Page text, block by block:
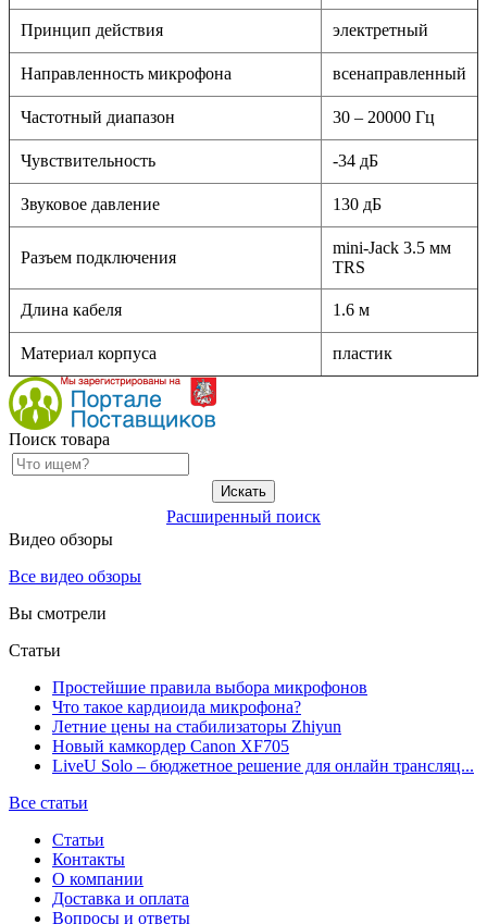
Принцип действия электретный
Направленность микрофона всенаправленный
Частотный диапазон 30 – 20000 Гц
Чувствительность -34 дБ
Звуковое давление 130 дБ
Разъем подключения
mini-Jack 3.5 мм
TRS
Длина кабеля 1.6 м
Материал корпуса пластик
Поиск товара
Расширенный поиск
Видео обзоры
Все видео обзоры
Вы смотрели
Статьи
Простейшие правила выбора микрофонов
Что такое кардиоида микрофона?
Летние цены на стабилизаторы Zhiyun
Новый камкордер Canon XF705
LiveU Solo – бюджетное решение для онлайн трансляц...
Все статьи
Статьи
Контакты
О компании
Доставка и оплата
Вопросы и ответы